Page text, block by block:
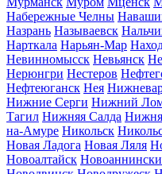
Набережные Челны
Назрань Называевск
Нарткала Нарьян-Мар
Невинномысск Невьянск
Нерюнгри Нестеров
Нефтеюганск Нея
Нижние Серги Нижний
Тагил Нижняя Салда
на-Амуре Никольск
Новая Ладога Новая Ляля
Новоалтайск